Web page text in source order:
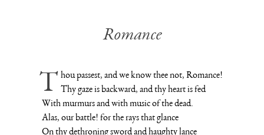
Romance
Thou passest, and we know thee not, Romance!
Thy gaze is backward, and thy heart is fed
With murmurs and with music of the dead.
Alas, our battle! for the rays that glance
On thy dethroning sword and haughty lance